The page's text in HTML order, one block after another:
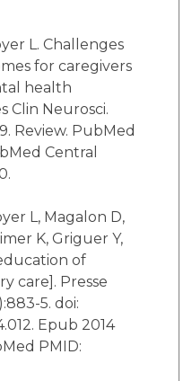
L. Challenges
for caregivers
health
Clin Neurosci.
Review. PubMed
Central
L, Magalon D,
K, Griguer Y,
of
care]. Presse
5. doi:
Epub 2014
PMID: